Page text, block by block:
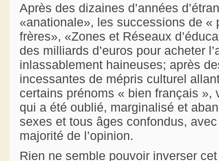
Après des dizaines d’années
«anationale», les successions de
frères», «Zones et Réseaux
des milliards d’euros pour acheter
inlassablement haineuses; après
incessantes de mépris culturel
certains prénoms « bien français
qui a été oublié, marginalisé et
sexes et tous âges confondus,
majorité de l’opinion.
Rien ne semble pouvoir inverser